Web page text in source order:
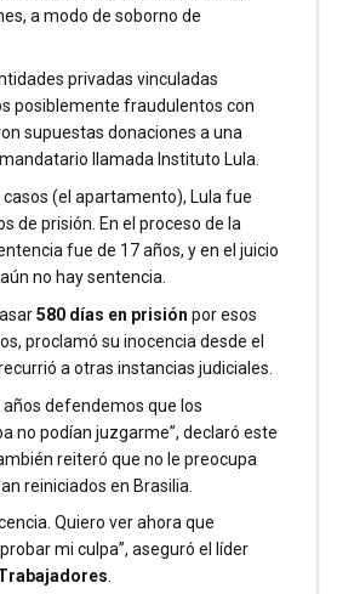
a modo de soborno de
privadas vinculadas
posiblemente fraudulentos con
supuestas donaciones a una
llamada Instituto Lula.
casos (el apartamento), Lula fue
de prisión. En el proceso de la
fue de 17 años, y en el juicio
no hay sentencia.
580 días en prisión por esos
proclamó su inocencia desde el
a otras instancias judiciales.
años defendemos que los
no podían juzgarme”, declaró este
reiteró que no le preocupa
reiniciados en Brasilia.
Quiero ver ahora que
mi culpa”, aseguró el líder
.